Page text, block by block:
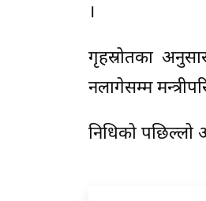
।
गृहस्रोतका
नलागेसम्म
निधिको पछिल्लो